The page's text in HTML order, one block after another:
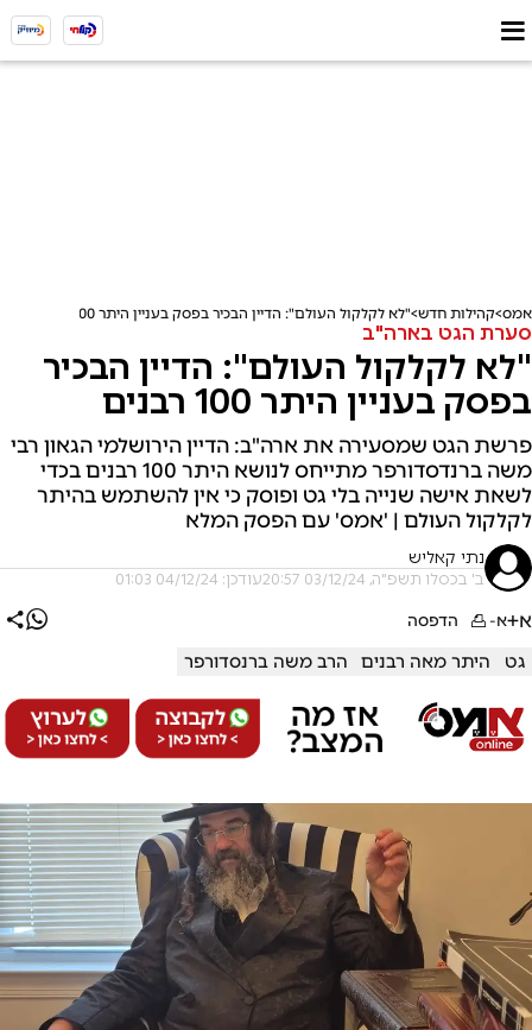
אמס קהילות חדש "לא לקלקול העולם": הדיין הבכיר בפסק בעניין היתר 100 רבנים
סערת הגט בארה"ב
"לא לקלקול העולם": הדיין הבכיר
בפסק בעניין היתר 100 רבנים
פרשת הגט שמסעירה את ארה"ב: הדיין הירושלמי הגאון רבי
משה ברנדסדורפר מתייחס לנושא היתר 100 רבנים בכדי
לשאת אישה שנייה בלי גט ופוסק כי אין להשתמש בהיתר
לקלקול העולם | 'אמס' עם הפסק המלא
נתי קאליש
ב' בכסלו תשפ"ה, 03/12/24 20:57 עודכן: 04/12/24 01:03
א+א- הדפסה
גט היתר מאה רבנים הרב משה ברנסדורפר